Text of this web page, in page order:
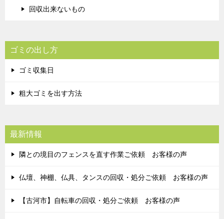
回収出来ないもの
ゴミの出し方
ゴミ収集日
粗大ゴミを出す方法
最新情報
隣との境目のフェンスを直す作業ご依頼 お客様の声
仏壇、神棚、仏具、タンスの回収・処分ご依頼 お客様の声
【古河市】自転車の回収・処分ご依頼 お客様の声